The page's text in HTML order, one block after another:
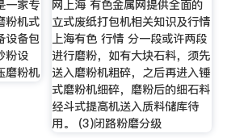
一家专
粉机式
设备包
粉设
磨粉机
网上海 有色金属网提供全面的
立式废纸打包机相关知识及行情
上海有色 行情 分一段或许两段
进行磨粉，如有大块石料，须先
送入磨粉机粗碎，之后再进入锤
式磨粉机细碎，磨粉后的细石料
经斗式提高机送入质料储库待
用。 (3)闭路粉磨分级